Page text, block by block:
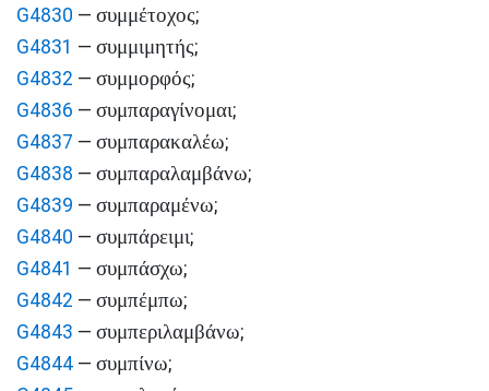
G4830 — συμμέτοχος;
G4831 — συμμιμητής;
G4832 — συμμορφός;
G4836 — συμπαραγίνομαι;
G4837 — συμπαρακαλέω;
G4838 — συμπαραλαμβάνω;
G4839 — συμπαραμένω;
G4840 — συμπάρειμι;
G4841 — συμπάσχω;
G4842 — συμπέμπω;
G4843 — συμπεριλαμβάνω;
G4844 — συμπίνω;